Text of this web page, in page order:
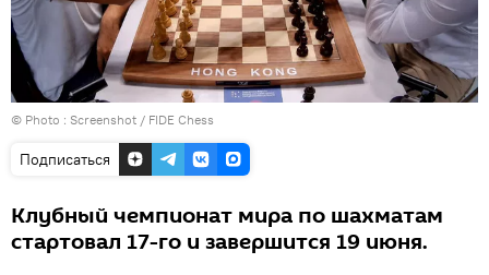
© Photo : Screenshot / FIDE Chess
Подписаться
Клубный чемпионат мира по шахматам
стартовал 17-го и завершится 19 июня.